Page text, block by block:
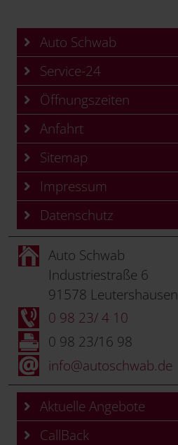
Auto Schwab
Service-24
Öffnungszeiten
Anfahrt
Sitemap
Impressum
Datenschutz
Auto Schwab
Industriestraße 6
91578 Leutershausen
0 98 23/ 4 10
0 98 23/16 98
info@autoschwab.de
Aktuelle Angebote
CallBack